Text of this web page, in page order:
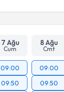
7 Ağu
Cum
8 Ağu
Cmt
09:00
09:50
09:00
09:50